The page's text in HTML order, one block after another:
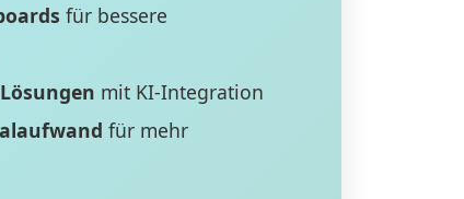
für bessere
mit KI-Integration
für mehr